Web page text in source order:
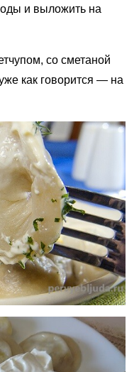
и выложить на
со сметаной
как говорится — на